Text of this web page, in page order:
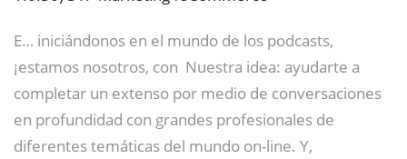
E… iniciándonos en el mundo de los podcasts,
¡estamos nosotros, con Nuestra idea: ayudarte a
completar un extenso por medio de conversaciones
en profundidad con grandes profesionales de
diferentes temáticas del mundo on-line. Y,